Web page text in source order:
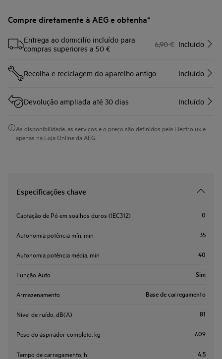
Compre diretamente à AEG e obtenha*
Entrega ao domicilío incluído para
compras superiores a 50 €
6,90 € Incluído
Recolha e reciclagem do aparelho antigo Incluído
Devolução ampliada até 30 dias Incluído
As disponibilidade, as serviços e o preço são definidos pela Electrolux e
apenas na Loja Online da AEG.
Especificações chave
Captação de Pó em soalhos duros (IEC312) 0
Autonomia potência mín, min 35
Autonomia potência média, min 40
Função Auto Sim
Armazenamento Base de carregamento
Nível de ruído, dB(A) 81
Peso do aspirador completo, kg 7.09
Tempo de carregamento, h 4.5